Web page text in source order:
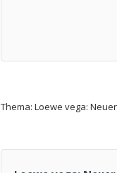
Thema: Loewe vega: